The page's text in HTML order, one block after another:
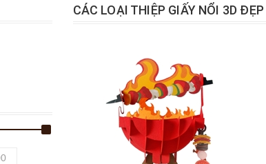
CÁC LOẠI THIỆP GIẤY NỔI 3D
Xem nhanh